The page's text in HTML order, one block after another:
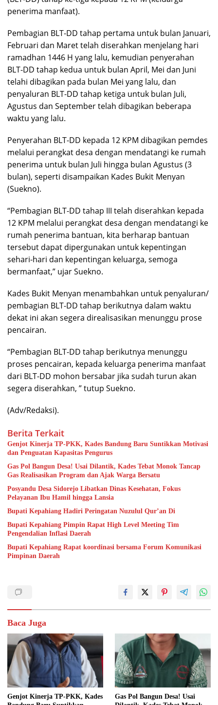
penerima manfaat).
Pembagian BLT-DD tahap pertama untuk bulan Januari,
Februari dan Maret telah diserahkan menjelang hari
ramadhan 1446 H yang lalu, kemudian penyerahan
BLT-DD tahap kedua untuk bulan April, Mei dan Juni
telahi dibagikan pada bulan Mei yang lalu, dan
penyaluran BLT-DD tahap ketiga untuk bulan Juli,
Agustus dan September telah dibagikan beberapa
waktu yang lalu.
Penyerahan BLT-DD kepada 12 KPM dibagikan pemdes
melalui perangkat desa dengan mendatangi ke rumah
penerima untuk bulan Juli hingga bulan Agustus (3
bulan), seperti disampaikan Kades Bukit Menyan
(Suekno).
“Pembagian BLT-DD tahap III telah diserahkan kepada
12 KPM melalui perangkat desa dengan mendatangi ke
rumah penerima bantuan, kita berharap bantuan
tersebut dapat dipergunakan untuk kepentingan
sehari-hari dan kepentingan keluarga, semoga
bermanfaat,” ujar Suekno.
Kades Bukit Menyan menambahkan untuk penyaluran/
pembagian BLT-DD tahap berikutnya dalam waktu
dekat ini akan segera direalisasikan menunggu prose
pencairan.
“Pembagian BLT-DD tahap berikutnya menunggu
proses pencairan, kepada keluarga penerima manfaat
dari BLT-DD mohon bersabar jika sudah turun akan
segera diserahkan, ” tutup Suekno.
(Adv/Redaksi).
Berita Terkait
Genjot Kinerja TP-PKK, Kades Bandung Baru Suntikkan Motivasi
dan Penguatan Kapasitas Pengurus
Gas Pol Bangun Desa! Usai Dilantik, Kades Tebat Monok Tancap
Gas Realisasikan Program dan Ajak Warga Bersatu
Posyandu Desa Sidorejo Libatkan Dinas Kesehatan, Fokus
Pelayanan Ibu Hamil hingga Lansia
Bupati Kepahiang Hadiri Peringatan Nuzulul Qur’an Di
Bupati Kepahiang Pimpin Rapat High Level Meeting Tim
Pengendalian Inflasi Daerah
Bupati Kepahiang Rapat koordinasi bersama Forum Komunikasi
Pimpinan Daerah
Baca Juga
Genjot Kinerja TP-PKK, Kades
Gas Pol Bangun Desa! Usai